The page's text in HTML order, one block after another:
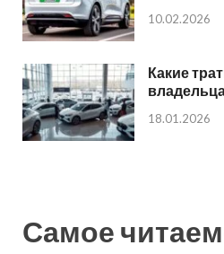
10.02.2026
Какие
18.01.2026
Самое